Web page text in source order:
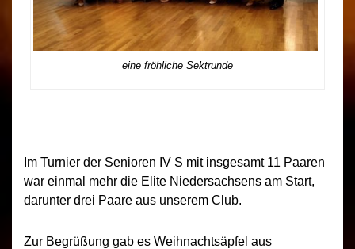
eine fröhliche Sektrunde
Im Turnier der Senioren IV S mit insgesamt 11 Paaren
war einmal mehr die Elite Niedersachsens am Start,
darunter drei Paare aus unserem Club.
Zur Begrüßung gab es Weihnachtsäpfel aus